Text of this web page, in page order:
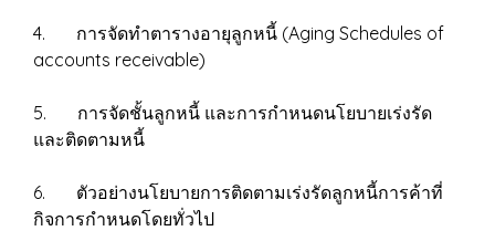
4. การจัดทำตารางอายุลูกหนี้ (Aging Schedules of
accounts receivable)
5. การจัดชั้นลูกหนี้ และการกำหนดนโยบายเร่งรัด
และติดตามหนี้
6. ตัวอย่างนโยบายการติดตามเร่งรัดลูกหนี้การค้าที่
กิจการกำหนดโดยทั่วไป